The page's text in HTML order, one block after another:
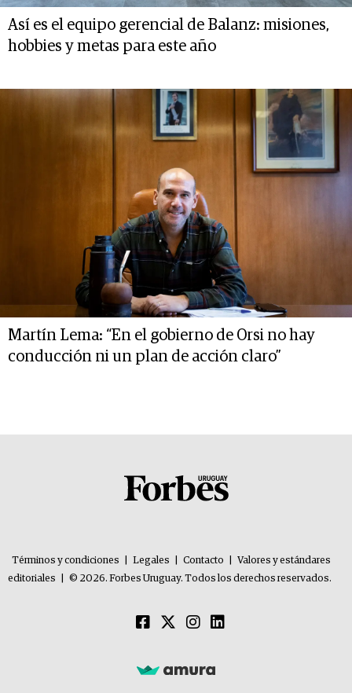
Así es el equipo gerencial de Balanz: misiones,
hobbies y metas para este año
Martín Lema: “En el gobierno de Orsi no hay
conducción ni un plan de acción claro”
Términos y condiciones Legales Contacto
Valores y estándares
editoriales
© 2026. Forbes Uruguay. Todos los derechos reservados.